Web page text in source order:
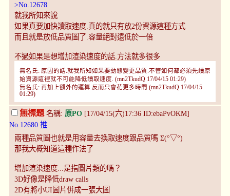
>No.12678
就我所知來說
如果真要加快讀取速度.真的就只有放2份資源這種方式
而且就是放低品質圖了.容量絕對遠低於一倍
不過如果是想增加渲染速度的話.方法就多很多
無名氏: 原因的話.就我所知如果要動態變更品質.不管如何都必須先讀原
始資源這裡就不可能降低讀取速度. (mn2TkudQ 17/04/15 01:29)
無名氏: 再加上額外的運算.反而只會花更多時間 (mn2TkudQ 17/04/15
01:29)
無標題名稱: 原PO [17/04/15(六)17:36 ID:ebaPvOKM]
No.12680 推
兩種品質圖也就是用容量去換取速度跟品質嗎 Σ(°▽°)
那我大概知道這種作法了
增加渲染速度...是指圖片類的嗎？
3D好像是降低draw calls
2D有將小UI圖片併成一張大圖